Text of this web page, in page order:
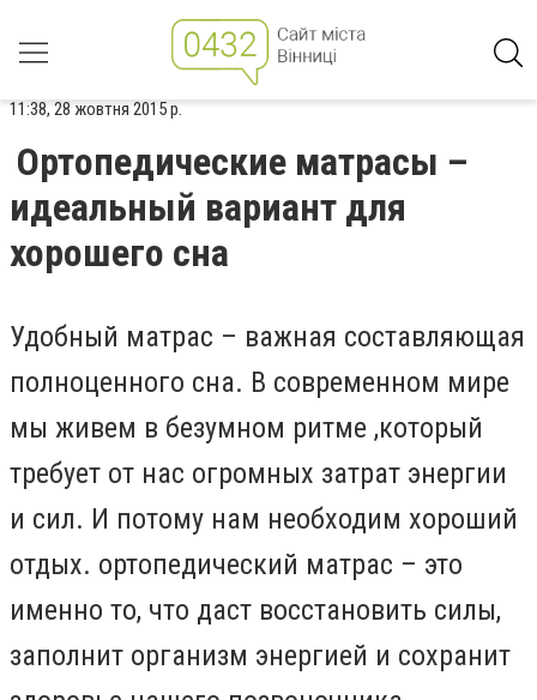
11:38, 28 жовтня 2015 р.
Ортопедические матрасы –
идеальный вариант для
хорошего сна
Удобный матрас – важная составляющая
полноценного сна. В современном мире
мы живем в безумном ритме ,который
требует от нас огромных затрат энергии
и сил. И потому нам необходим хороший
отдых. ортопедический матрас – это
именно то, что даст восстановить силы,
заполнит организм энергией и сохранит